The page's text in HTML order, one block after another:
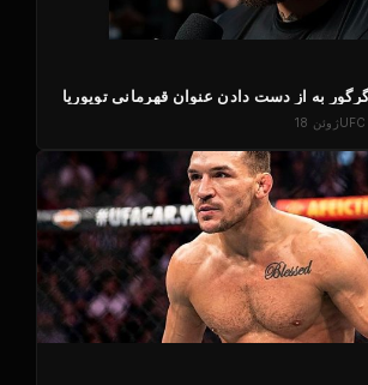
به از دست دادن عنوان قهرمانی توپوریا
ژوئن 18